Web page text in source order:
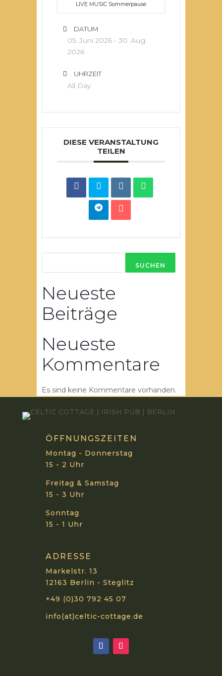
LIVE MUSIC Sommerpause
DATUM
05. Juni 2026 - 30. Aug.
2026
UHRZEIT
All Day
DIESE VERANSTALTUNG
TEILEN
SUCHEN
Neueste
Beiträge
Neueste
Kommentare
Es sind keine Kommentare vorhanden.
ÖFFNUNGSZEITEN
Montag - Donnerstag
15 - 2 Uhr
Freitag & Samstag
15 - 3 Uhr
Sonntag
15 - 1 Uhr
ADRESSE
Markelstr. 13
12163 Berlin - Steglitz
+49 (0)30 792 45 07
info(at)celtic-cottage.de